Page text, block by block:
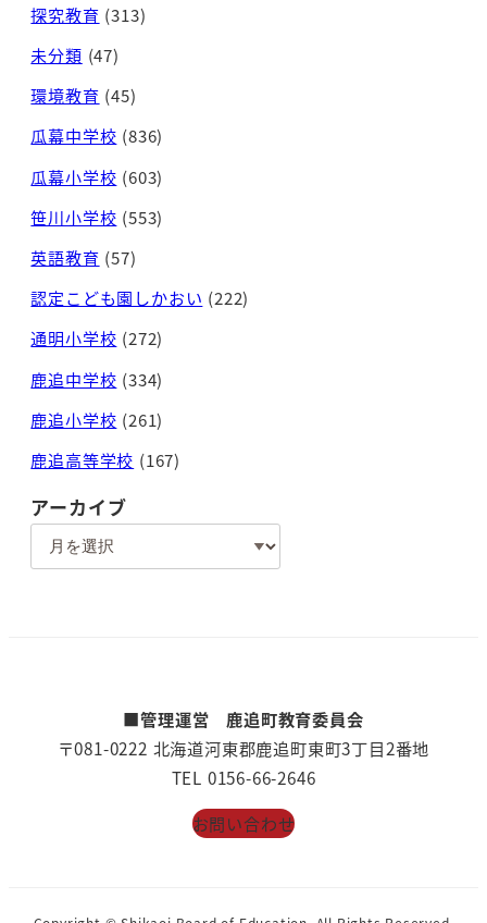
探究教育 (313)
未分類 (47)
環境教育 (45)
瓜幕中学校 (836)
瓜幕小学校 (603)
笹川小学校 (553)
英語教育 (57)
認定こども園しかおい (222)
通明小学校 (272)
鹿追中学校 (334)
鹿追小学校 (261)
鹿追高等学校 (167)
アーカイブ
■管理運営 鹿追町教育委員会
〒081-0222 北海道河東郡鹿追町東町3丁目2番地
TEL 0156-66-2646
お問い合わせ